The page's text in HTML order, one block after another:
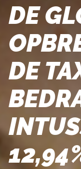
DE
DE